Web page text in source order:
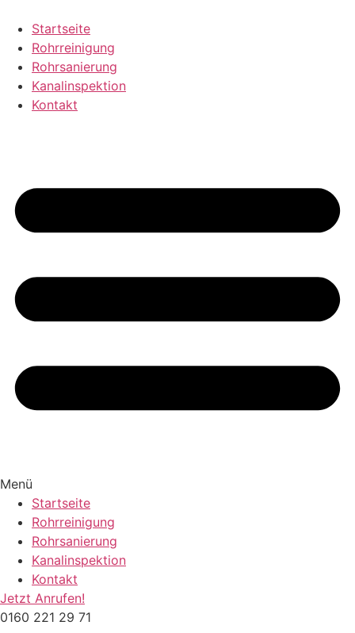
Inhalt
wechseln
Startseite
Rohrreinigung
Rohrsanierung
Kanalinspektion
Kontakt
Menü
Startseite
Rohrreinigung
Rohrsanierung
Kanalinspektion
Kontakt
Jetzt Anrufen!
0160 221 29 71